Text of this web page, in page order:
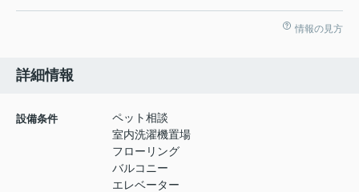
情報の見方
詳細情報
設備条件
ペット相談
室内洗濯機置場
フローリング
バルコニー
エレベーター